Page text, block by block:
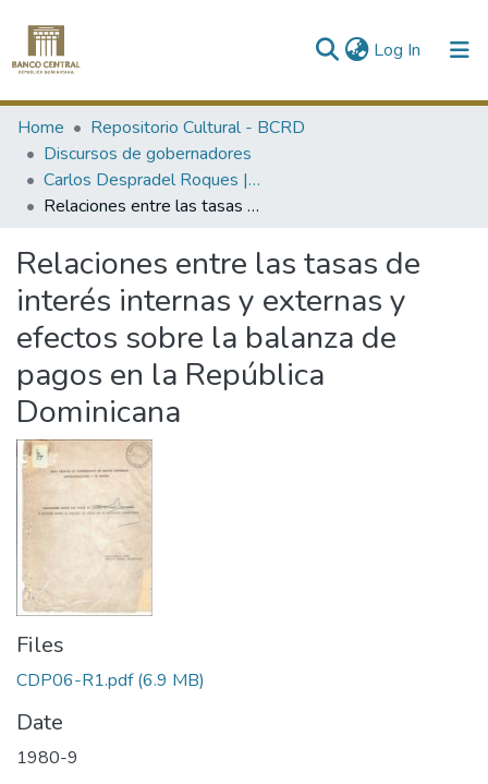
Log In (current)
Communities & Collections
All of DSpace
Statistics
Home
Repositorio Cultural - BCRD
Discursos de gobernadores
Carlos Despradel Roques | 1980-1982
Relaciones entre las tasas de interés internas y externas y efectos sobre la balanza de pagos en la República Dominicana
Relaciones entre las tasas de
interés internas y externas y
efectos sobre la balanza de
pagos en la República
Dominicana
Files
CDP06-R1.pdf(6.9 MB)
Date
1980-9